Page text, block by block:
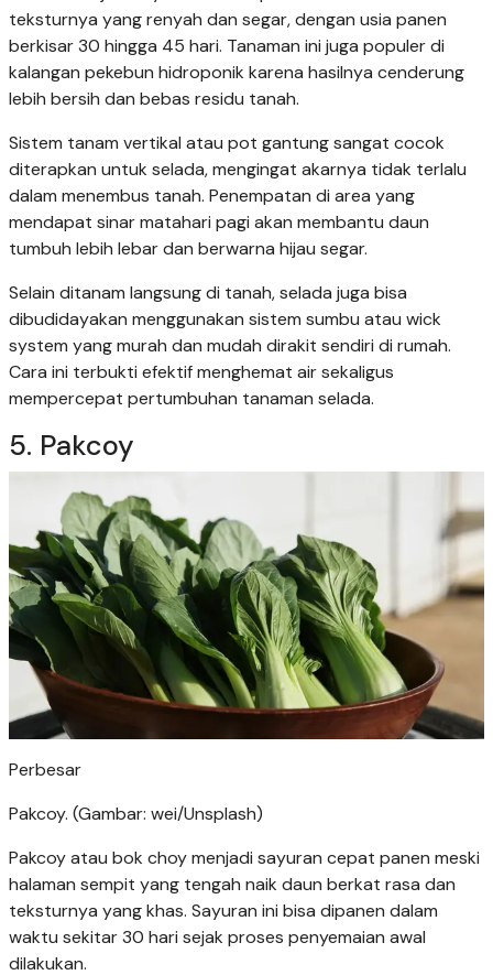
teksturnya yang renyah dan segar, dengan usia panen
berkisar 30 hingga 45 hari. Tanaman ini juga populer di
kalangan pekebun hidroponik karena hasilnya cenderung
lebih bersih dan bebas residu tanah.
Sistem tanam vertikal atau pot gantung sangat cocok
diterapkan untuk selada, mengingat akarnya tidak terlalu
dalam menembus tanah. Penempatan di area yang
mendapat sinar matahari pagi akan membantu daun
tumbuh lebih lebar dan berwarna hijau segar.
Selain ditanam langsung di tanah, selada juga bisa
dibudidayakan menggunakan sistem sumbu atau wick
system yang murah dan mudah dirakit sendiri di rumah.
Cara ini terbukti efektif menghemat air sekaligus
mempercepat pertumbuhan tanaman selada.
5. Pakcoy
Perbesar
Pakcoy. (Gambar: wei/Unsplash)
Pakcoy atau bok choy menjadi sayuran cepat panen meski
halaman sempit yang tengah naik daun berkat rasa dan
teksturnya yang khas. Sayuran ini bisa dipanen dalam
waktu sekitar 30 hari sejak proses penyemaian awal
dilakukan.